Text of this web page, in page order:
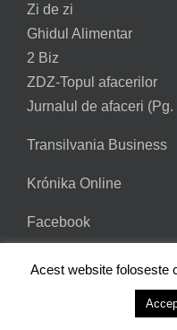
Zi de zi
Ghidul Alimentar
2 Biz
ZDZ-Topul afacerilor
Jurnalul de afaceri (Pg.
Transilvania Business
Krónika Online
Facebook
Acest website foloseste